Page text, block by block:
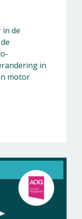
in de
in
motor